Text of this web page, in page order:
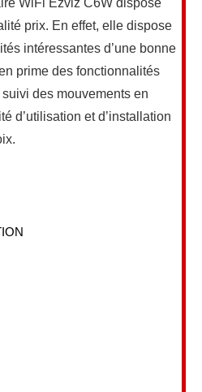
prix. En effet, elle dispose
intéressantes d’une bonne
prime des fonctionnalités
des mouvements en
d’utilisation et d’installation